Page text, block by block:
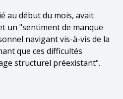
au début du mois, avait
un "sentiment de manque
navigant vis-à-vis de la
que ces difficultés
structurel préexistant".